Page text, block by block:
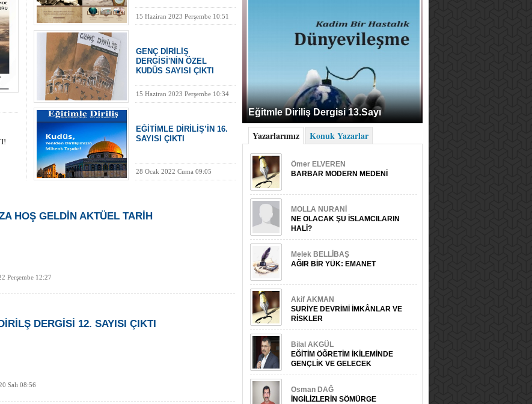
15 Haziran 2023 Perşembe 10:51
GENÇ DİRİLİŞ
DERGİSİ'NİN ÖZEL
KUDÜS SAYISI ÇIKTI
15 Haziran 2023 Perşembe 10:34
EĞİTİMLE DİRİLİŞ’İN 16.
SAYISI ÇIKTI
28 Ocak 2022 Cuma 09:05
HOŞ GELDİN AKTÜEL TARİH
Perşembe 12:27
DERGİSİ 12. SAYISI ÇIKTI
Salı 08:56
Eğitmle Diriliş Dergisi 13.Sayı
Yazarlarımız Konuk Yazarlar
Ömer ELVEREN
BARBAR MODERN MEDENİ
MOLLA NURANİ
NE OLACAK ŞU İSLAMCILARIN
HALİ?
Melek BELLİBAŞ
AĞIR BİR YÜK: EMANET
Akif AKMAN
SURİYE DEVRİMİ İMKÂNLAR VE
RİSKLER
Bilal AKGÜL
EĞİTİM ÖĞRETİM İKİLEMİNDE
GENÇLİK VE GELECEK
Osman DAĞ
İNGİLİZLERİN SÖMÜRGE